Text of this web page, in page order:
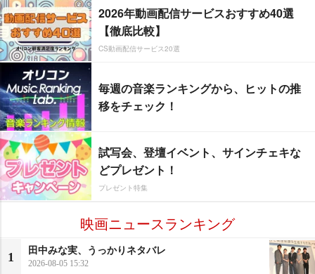
2026年動画配信サービスおすすめ40選
【徹底比較】
CS動画配信サービス20選
毎週の音楽ランキングから、ヒットの推
移をチェック！
試写会、登壇イベント、サインチェキな
どプレゼント！
プレゼント特集
映画ニュースランキング
1
田中みな実、うっかりネタバレ
2026-08-05 15:32